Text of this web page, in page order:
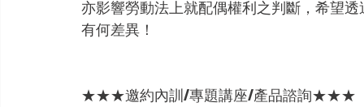
亦影響勞動法上就配偶權利之判斷，希望
有何差異！
★★★邀約內訓/專題講座/產品諮詢★★★